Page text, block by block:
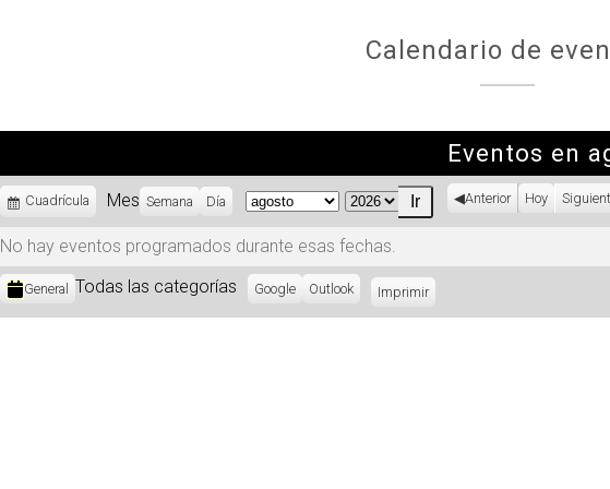
Calendario de
Eventos en
Ver
Cuadrícula Mes Semana Día
Mes
Año
Anterior Hoy
No hay eventos programados durante esas fechas.
Categorías
General Todas las categorías
Subscribe
Google
Subscribe
Outlook ImprimirVistas